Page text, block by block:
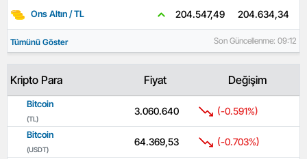
Ons Altın / TL 204.547,49 204.634,34
Tümünü Göster Son Güncellenme: 09:12
Kripto Para Fiyat Değişim
Bitcoin
(TL)
3.060.640 (-0.591%)
Bitcoin
(USDT)
64.369,53 (-0.703%)